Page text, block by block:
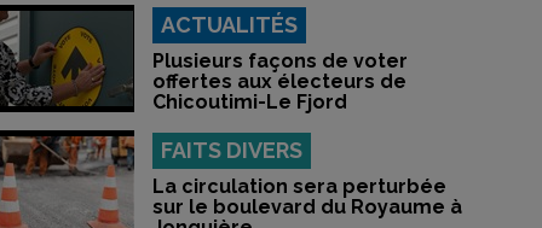
ACTUALITÉS
Plusieurs façons de voter
offertes aux électeurs de
Chicoutimi-Le Fjord
FAITS DIVERS
La circulation sera perturbée
sur le boulevard du Royaume à